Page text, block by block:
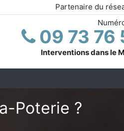
Partenaire du
09 73 76
Interventions dans le
Poterie ?